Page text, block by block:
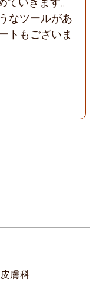
なツールがあ
トもございま
膚科